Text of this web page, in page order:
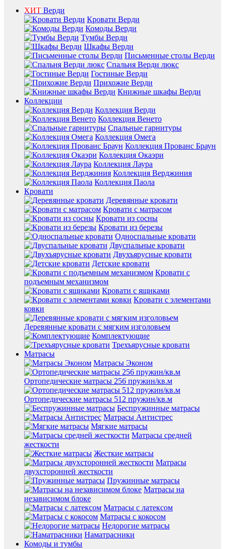
ХИТ Верди
Кровати Верди
Комоды Верди
Тумбы Верди
Шкафы Верди
Письменные столы Верди
Спальня Верди люкс
Гостиные Верди
Прихожие Верди
Книжные шкафы Верди
Коллекции
Коллекция Верди
Коллекция Венето
Спальные гарнитуры
Коллекция Омега
Коллекция Прованс Браун
Коллекция Окаэри
Коллекция Лаура
Коллекция Верджиния
Коллекция Паола
Кровати
Деревянные кровати
Кровати с матрасом
Кровати из сосны
Кровати из березы
Односпальные кровати
Двуспальные кровати
Двухъярусные кровати
Детские кровати
Кровати с
подъемным механизмом
Кровати с ящиками
Кровати с элементами
ковки
Деревянные кровати с мягким изголовьем
Комплектующие
Трехъярусные кровати
Матрасы
Матрасы Эконом
Ортопедические матрасы 256 пружин/кв.м
Ортопедические матрасы 512 пружин/кв.м
Беспружинные матрасы
Матрасы Антистрес
Мягкие матрасы
Матрасы средней
жесткости
Жесткие матрасы
Матрасы
двухсторонней жесткости
Пружинные матрасы
Матрасы на
независимом блоке
Матрасы с латексом
Матрасы с кокосом
Недорогие матрасы
Наматрасники
Комоды и тумбы